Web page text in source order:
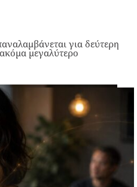
για δεύτερη
μεγαλύτερο